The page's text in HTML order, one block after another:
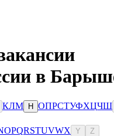
в
КЛМ Н ОПРСТУФХЦЧШ
OPQRSTUVWX Y Z